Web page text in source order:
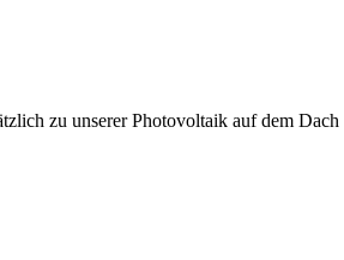
zu unserer Photovoltaik auf dem Dach